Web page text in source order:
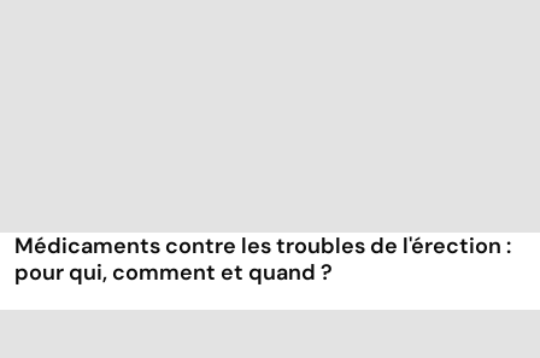
Médicaments contre les troubles de l'érection :
pour qui, comment et quand ?